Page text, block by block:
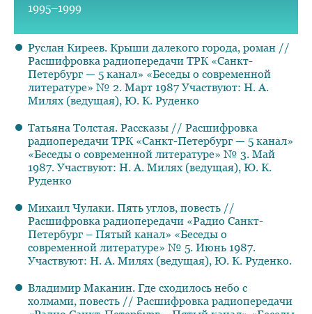
1995–1999
Руслан Киреев. Крыши далекого города, роман //
Расшифровка радиопередачи ТРК «Санкт-
Петербург — 5 канал» «Беседы о современной
литературе» № 2. Март 1987 Участвуют: Н. А.
Милях (ведущая), Ю. К. Руденко
Татьяна Толстая. Рассказы // Расшифровка
радиопередачи ТРК «Санкт-Петербург — 5 канал»
«Беседы о современной литературе» № 3. Май
1987. Участвуют: Н. А. Милях (ведущая), Ю. К.
Руденко
Михаил Чулаки. Пять углов, повесть //
Расшифровка радиопередачи «Радио Санкт-
Петербург – Пятый канал» «Беседы о
современной литературе» № 5. Июнь 1987.
Участвуют: Н. А. Милях (ведущая), Ю. К. Руденко.
Владимир Маканин. Где сходилось небо с
холмами, повесть // Расшифровка радиопередачи